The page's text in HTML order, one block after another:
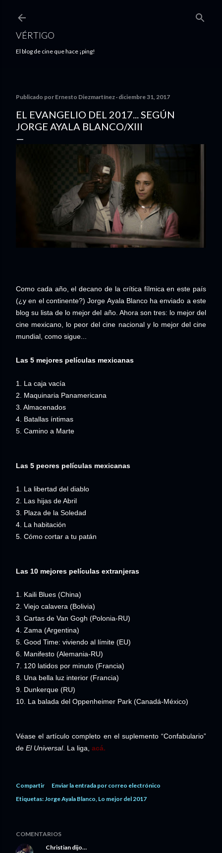
VÉRTIGO
El blog de cine que hace ¡ping!
Publicado por Ernesto Diezmartínez diciembre 31, 2017
EL EVANGELIO DEL 2017... SEGÚN
JORGE AYALA BLANCO/XIII
Como cada año, el decano de la crítica fílmica en este país
(¿y en el continente?) Jorge Ayala Blanco ha enviado a este
blog su lista de lo mejor del año. Ahora son tres: lo mejor del
cine mexicano, lo peor del cine nacional y lo mejor del cine
mundial, como sigue...
Las 5 mejores películas mexicanas
1. La caja vacía
2. Maquinaria Panamericana
3. Almacenados
4. Batallas íntimas
5. Camino a Marte
Las 5 peores películas mexicanas
1. La libertad del diablo
2. Las hijas de Abril
3. Plaza de la Soledad
4. La habitación
5. Cómo cortar a tu patán
Las 10 mejores películas extranjeras
1. Kaili Blues (China)
2. Viejo calavera (Bolivia)
3. Cartas de Van Gogh (Polonia-RU)
4. Zama (Argentina)
5. Good Time: viviendo al límite (EU)
6. Manifesto (Alemania-RU)
7. 120 latidos por minuto (Francia)
8. Una bella luz interior (Francia)
9. Dunkerque (RU)
10. La balada del Oppenheimer Park (Canadá-México)
Véase el artículo completo en el suplemento “Confabulario”
de El Universal. La liga, acá.
Compartir
Enviar la entrada por correo electrónico
Etiquetas:Jorge Ayala Blanco Lo mejor del 2017
COMENTARIOS
Christian dijo…